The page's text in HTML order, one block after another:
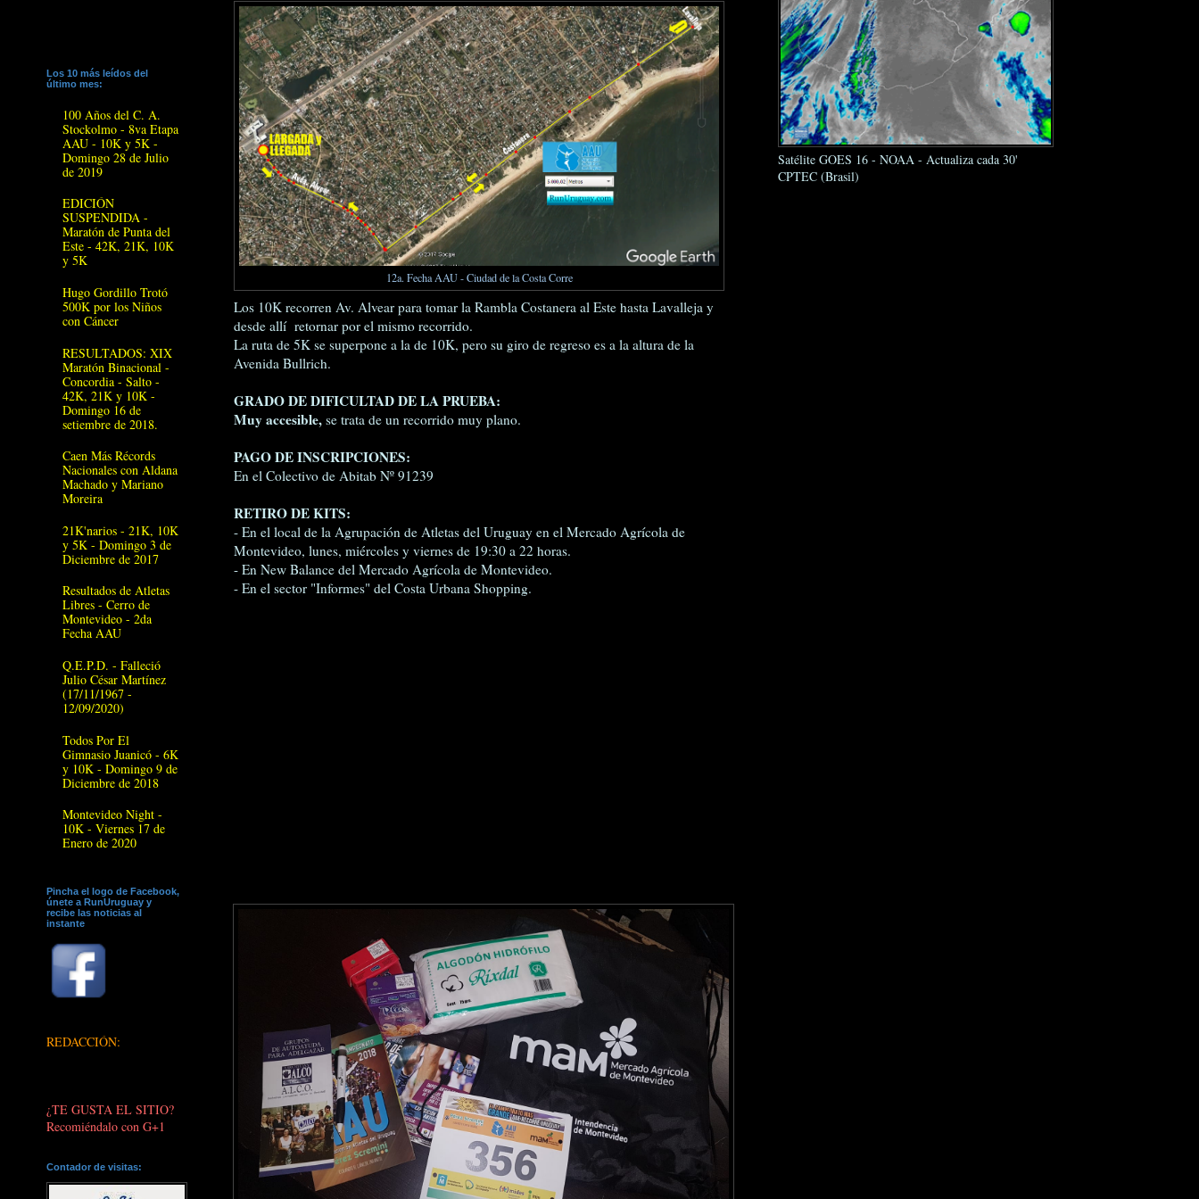
12a. Fecha AAU - Ciudad de la Costa Corre
Los 10K recorren Av. Alvear para tomar la Rambla Costanera al Este hasta Lavalleja y
desde allí retornar por el mismo recorrido.
La ruta de 5K se superpone a la de 10K, pero su giro de regreso es a la altura de la
Avenida Bullrich.
GRADO DE DIFICULTAD DE LA PRUEBA:
Muy accesible, se trata de un recorrido muy plano.
PAGO DE INSCRIPCIONES:
En el Colectivo de Abitab Nº 91239
RETIRO DE KITS:
- En el local de la Agrupación de Atletas del Uruguay en el Mercado Agrícola de
Montevideo, lunes, miércoles y viernes de 19:30 a 22 horas.
- En New Balance del Mercado Agrícola de Montevideo.
- En el sector "Informes" del Costa Urbana Shopping.
Los 10 más leídos del
último mes:
100 Años del C. A.
Stockolmo - 8va Etapa
AAU - 10K y 5K -
Domingo 28 de Julio
de 2019
EDICIÓN
SUSPENDIDA -
Maratón de Punta del
Este - 42K, 21K, 10K
y 5K
Hugo Gordillo Trotó
500K por los Niños
con Cáncer
RESULTADOS: XIX
Maratón Binacional -
Concordia - Salto -
42K, 21K y 10K -
Domingo 16 de
setiembre de 2018.
Caen Más Récords
Nacionales con Aldana
Machado y Mariano
Moreira
21K'narios - 21K, 10K
y 5K - Domingo 3 de
Diciembre de 2017
Resultados de Atletas
Libres - Cerro de
Montevideo - 2da
Fecha AAU
Q.E.P.D. - Falleció
Julio César Martínez
(17/11/1967 -
12/09/2020)
Todos Por El
Gimnasio Juanicó - 6K
y 10K - Domingo 9 de
Diciembre de 2018
Montevideo Night -
10K - Viernes 17 de
Enero de 2020
Pincha el logo de Facebook,
únete a RunUruguay y
recibe las noticias al
instante
REDACCIÓN:
¿TE GUSTA EL SITIO?
Recomiéndalo con G+1
Contador de visitas:
Satélite GOES 16 - NOAA - Actualiza cada 30'
CPTEC (Brasil)